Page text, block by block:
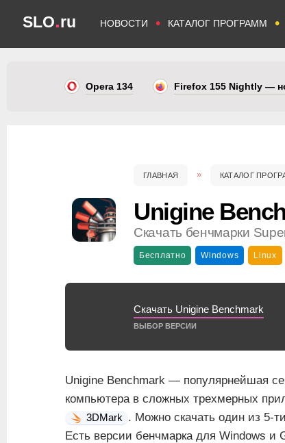
SLO.ru НОВОСТИ • КАТАЛОГ ПРОГРАММ •
Opera 134 Firefox 155 Nightly —
ГЛАВНАЯ КАТАЛОГ
Unigine
Скачать бенчмарки
Бесплатно Windows Linux
Скачать Unigine Benchmark
ВЫБОР ВЕРСИИ
Unigine Benchmark — популярнейшая
компьютера в сложных трехмерных
3DMark . Можно скачать один из 5-
Есть версии бенчмарка для Windows и